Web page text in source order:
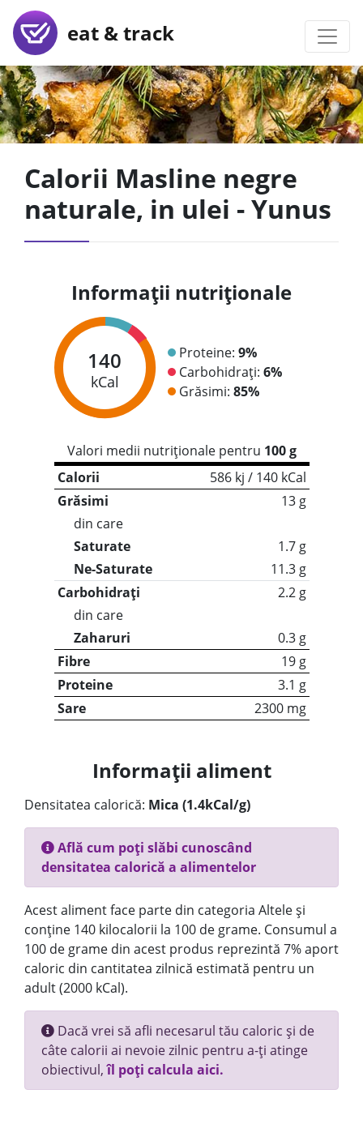
eat & track
Calorii Masline negre
naturale, in ulei - Yunus
Informații nutriționale
140
kCal
Proteine: 9%
Carbohidrați: 6%
Grăsimi: 85%
Valori medii nutriționale pentru 100 g
Calorii
586 kj / 140 kCal
Grăsimi
13 g
din care
Saturate
1.7 g
Ne-Saturate
11.3 g
Carbohidrați
2.2 g
din care
Zaharuri
0.3 g
Fibre
19 g
Proteine
3.1 g
Sare
2300 mg
Informații aliment
Densitatea calorică: Mica (1.4kCal/g)
Află cum poți slăbi cunoscând
densitatea calorică a alimentelor
Acest aliment face parte din categoria Altele și
conține 140 kilocalorii la 100 de grame. Consumul a
100 de grame din acest produs reprezintă 7% aport
caloric din cantitatea zilnică estimată pentru un
adult (2000 kCal).
Dacă vrei să afli necesarul tău caloric și de
câte calorii ai nevoie zilnic pentru a-ți atinge
obiectivul,îl poți calcula aici.